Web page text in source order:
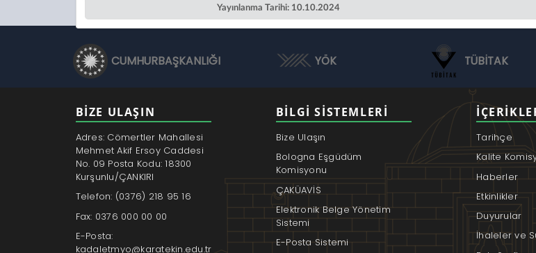
Yayınlanma Tarihi: 10.10.2024
CUMHURBAŞKANLIĞI YÖK TÜBİTAK
BİZE ULAŞIN
Adres: Cömertler Mahallesi
Mehmet Akif Ersoy Caddesi
No. 09 Posta Kodu: 18300
Kurşunlu/ÇANKIRI
Telefon: (0376) 218 95 16
Fax: 0376 000 00 00
E-Posta:
kadaletmyo@karatekin.edu.tr
BILGI SISTEMLERI
Bize Ulaşın
Bologna Eşgüdüm
Komisyonu
ÇAKÜAVİS
Elektronik Belge Yönetim
Sistemi
E-Posta Sistemi
Tarihçe
Kalite
Haberler
Etkinlikler
Duyurular
İhaleler ve